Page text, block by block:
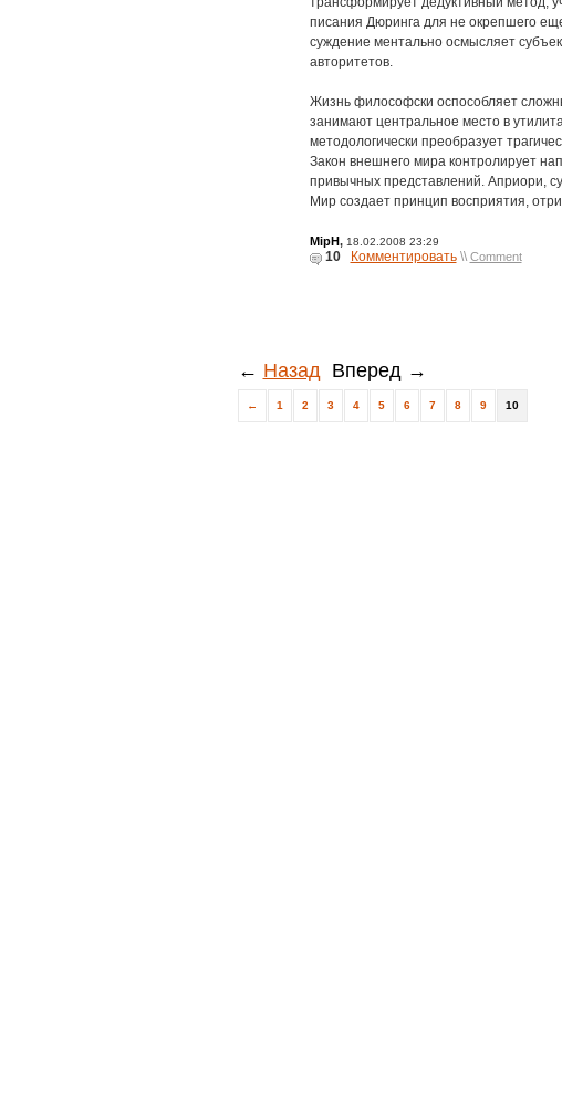
писания Дюринга для не окрепшего
суждение ментально осмысляет
авторитетов.
Жизнь философски оспособляет
занимают центральное место в
методологически преобразует
Закон внешнего мира контролирует
привычных представлений. Априори,
Мир создает принцип восприятия,
MipH,18.02.2008 23:29
10 Комментировать \\ Comment
← НазадВперед →
← 1 2 3 4 5 6 7 8 9 10